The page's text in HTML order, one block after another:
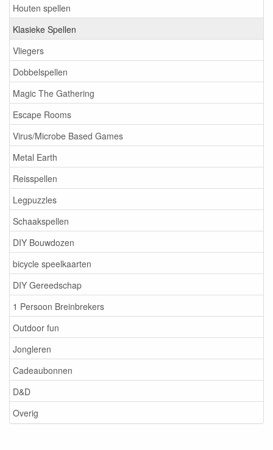
Houten spellen
Klasieke Spellen
Vliegers
Dobbelspellen
Magic The Gathering
Escape Rooms
Virus/Microbe Based Games
Metal Earth
Reisspellen
Legpuzzles
Schaakspellen
DIY Bouwdozen
bicycle speelkaarten
DIY Gereedschap
1 Persoon Breinbrekers
Outdoor fun
Jongleren
Cadeaubonnen
D&D
Overig